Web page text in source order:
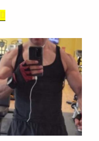

out
of
5